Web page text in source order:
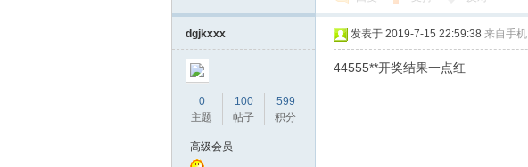
论
dgjkxxx
0
主题
100
帖子
599
积分
高级会员
发表于 2019-7-15 22:59:38 来自手机
44555**开奖结果一点红